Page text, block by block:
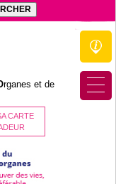
rganes et de
CARTE